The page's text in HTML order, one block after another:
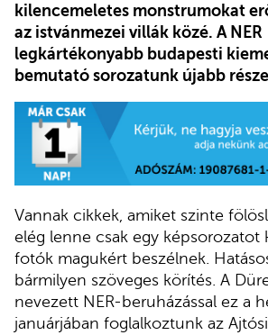
kilencemeletes monstrumokat
az istvánmezei villák közé. A NER
legkártékonyabb budapesti
bemutató sorozatunk újabb
Vannak cikkek, amiket szinte
elég lenne csak egy képsorozatot
fotók magukért beszélnek.
bármilyen szöveges körítés. A
nevezett NER-beruházással ez a
januárjában foglalkoztunk az